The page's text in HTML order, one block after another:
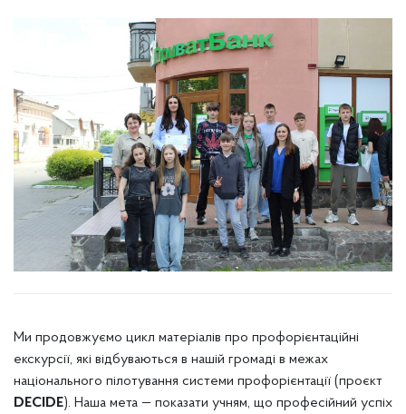
Ми продовжуємо цикл матеріалів про профорієнтаційні
екскурсії, які відбуваються в нашій громаді в межах
національного пілотування системи профорієнтації (проєкт
DECIDE). Наша мета — показати учням, що професійний успіх